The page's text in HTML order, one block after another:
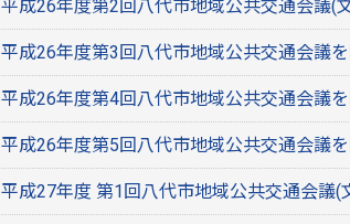
平成26年度第2回八代市地域公共交通会議(
平成26年度第3回八代市地域公共交通会議を
平成26年度第4回八代市地域公共交通会議を
平成26年度第5回八代市地域公共交通会議を
平成27年度 第1回八代市地域公共交通会議(